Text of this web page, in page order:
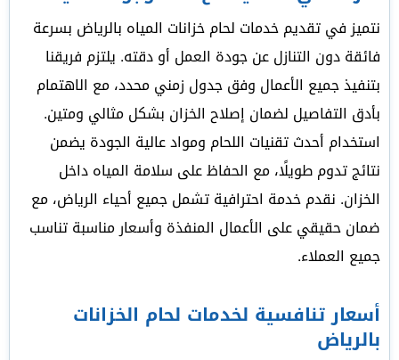
نتميز في تقديم خدمات لحام خزانات المياه بالرياض بسرعة
فائقة دون التنازل عن جودة العمل أو دقته. يلتزم فريقنا
بتنفيذ جميع الأعمال وفق جدول زمني محدد، مع الاهتمام
بأدق التفاصيل لضمان إصلاح الخزان بشكل مثالي ومتين.
استخدام أحدث تقنيات اللحام ومواد عالية الجودة يضمن
نتائج تدوم طويلًا، مع الحفاظ على سلامة المياه داخل
الخزان. نقدم خدمة احترافية تشمل جميع أحياء الرياض، مع
ضمان حقيقي على الأعمال المنفذة وأسعار مناسبة تناسب
جميع العملاء.
أسعار تنافسية لخدمات لحام الخزانات
بالرياض